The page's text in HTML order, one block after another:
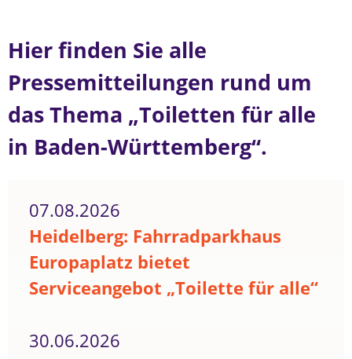
Hier finden Sie alle
Pressemitteilungen rund um
das Thema „Toiletten für alle
in Baden-Württemberg“.
07.08.2026
Heidelberg: Fahrradparkhaus
Europaplatz bietet
Serviceangebot „Toilette für alle“
30.06.2026